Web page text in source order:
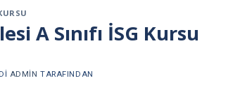
A Sınıfı İSG Kursu
ADMIN TARAFINDAN